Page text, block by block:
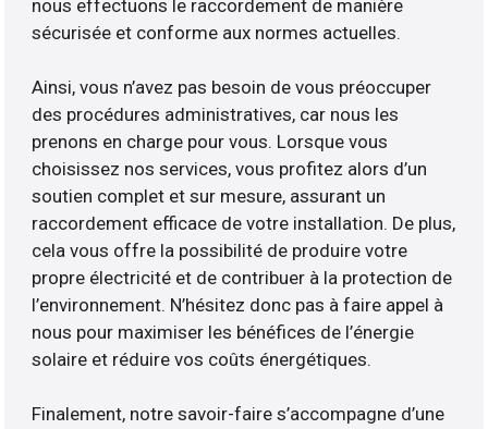
nous effectuons le raccordement de manière
sécurisée et conforme aux normes actuelles.
Ainsi, vous n’avez pas besoin de vous préoccuper
des procédures administratives, car nous les
prenons en charge pour vous. Lorsque vous
choisissez nos services, vous profitez alors d’un
soutien complet et sur mesure, assurant un
raccordement efficace de votre installation. De plus,
cela vous offre la possibilité de produire votre
propre électricité et de contribuer à la protection de
l’environnement. N’hésitez donc pas à faire appel à
nous pour maximiser les bénéfices de l’énergie
solaire et réduire vos coûts énergétiques.
Finalement, notre savoir-faire s’accompagne d’une